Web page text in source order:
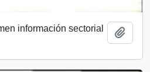
información sectorial